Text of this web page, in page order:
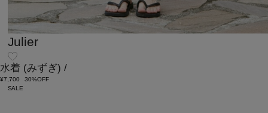
Julier
水着 (みずぎ) /
¥7,700
30%OFF
SALE